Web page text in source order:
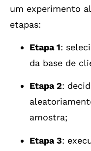
um experimento
etapas:
Etapa 1:
da base de
Etapa 2:
amostra;
Etapa 3: